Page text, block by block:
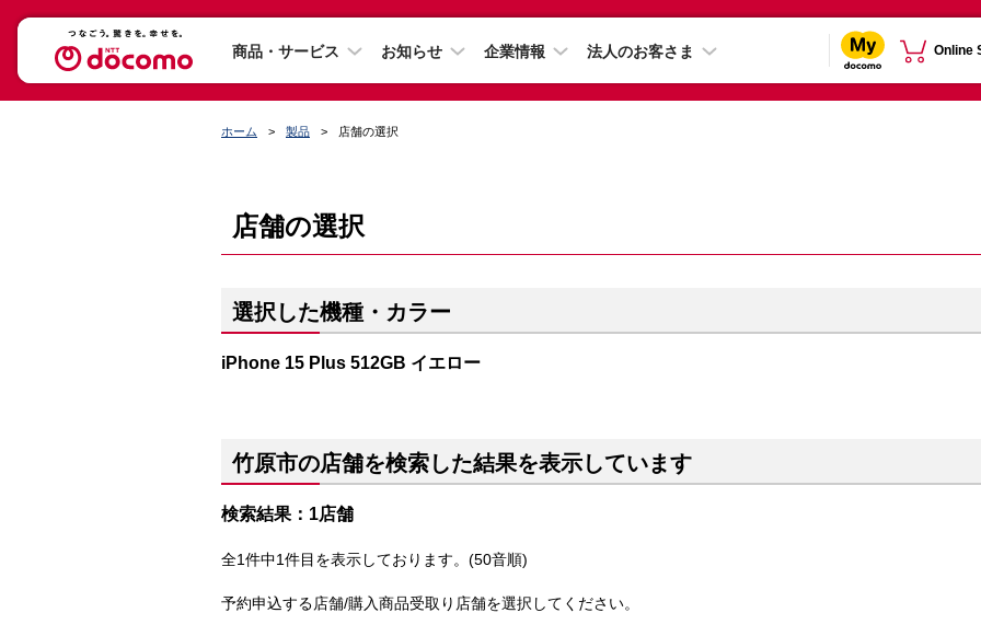
商品・サービス お知らせ 企業情報 法人のお客さま Online
ホーム 製品 店舗の選択
店舗の選択
選択した機種・カラー
iPhone 15 Plus 512GB イエロー
竹原市の店舗を検索した結果を表示しています
検索結果：1店舗
全1件中1件目を表示しております。(50音順)
予約申込する店舗/購入商品受取り店舗を選択してください。